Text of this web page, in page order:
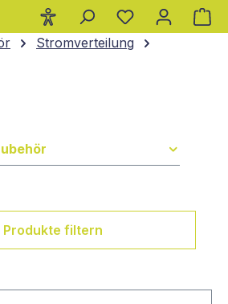
Stromverteilung
Produkte filtern